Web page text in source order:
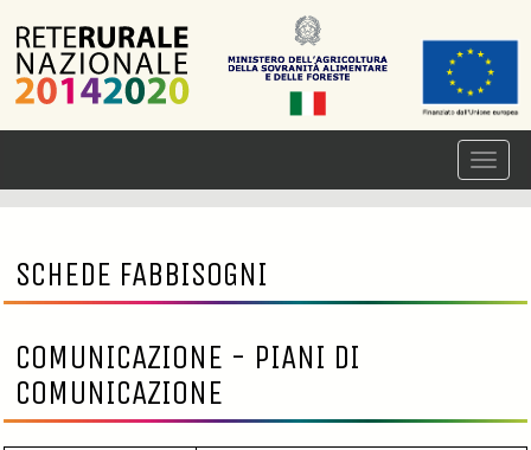
SCHEDE FABBISOGNI
COMUNICAZIONE - PIANI DI
COMUNICAZIONE